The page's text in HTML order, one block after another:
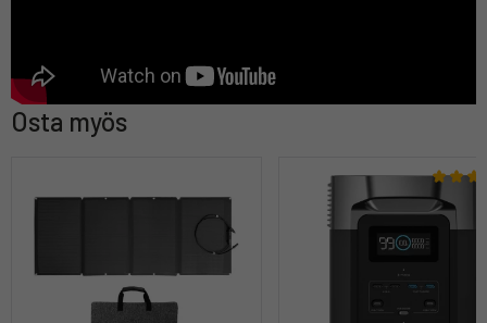
Osta myös